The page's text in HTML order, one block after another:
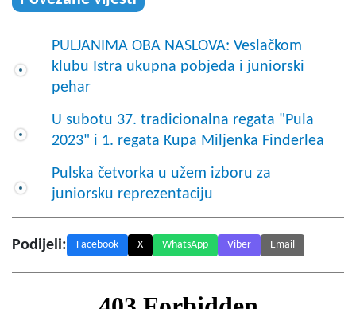
PULJANIMA OBA NASLOVA: Veslačkom
klubu Istra ukupna pobjeda i juniorski
pehar
U subotu 37. tradicionalna regata "Pula
2023" i 1. regata Kupa Miljenka Finderlea
Pulska četvorka u užem izboru za
juniorsku reprezentaciju
Podijeli: Facebook X WhatsApp Viber Email